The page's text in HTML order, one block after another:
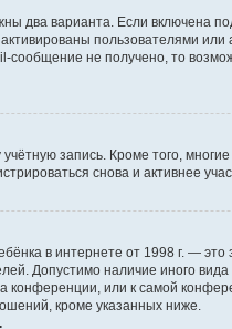
два варианта. Если включена
пользователями
не получено, то
запись. Кроме того,
снова и активнее
в интернете от 1998 г. —
Допустимо наличие иного
или к самой
кроме указанных ниже.